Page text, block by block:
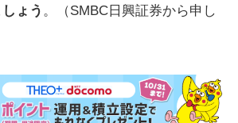
ょう 。（SMBC日興証券から申し